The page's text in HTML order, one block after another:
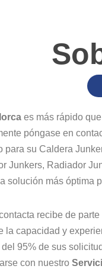
es más rápido
póngase en
para su Caldera
Junkers, Radiador
solución más óptima
recibe de
la capacidad y
95% de sus
con nuestro